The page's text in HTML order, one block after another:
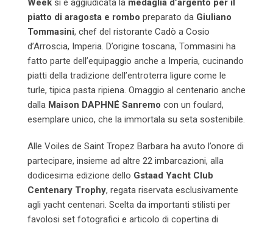
Week si è aggiudicata la medaglia d’argento per il
piatto di aragosta e rombo preparato da Giuliano
Tommasini, chef del ristorante Cadò a Cosio
d’Arroscia, Imperia. D’origine toscana, Tommasini ha
fatto parte dell’equipaggio anche a Imperia, cucinando
piatti della tradizione dell’entroterra ligure come le
turle, tipica pasta ripiena. Omaggio al centenario anche
dalla Maison DAPHNÉ Sanremo con un foulard,
esemplare unico, che la immortala su seta sostenibile.
Alle Voiles de Saint Tropez Barbara ha avuto l’onore di
partecipare, insieme ad altre 22 imbarcazioni, alla
dodicesima edizione dello Gstaad Yacht Club
Centenary Trophy, regata riservata esclusivamente
agli yacht centenari. Scelta da importanti stilisti per
favolosi set fotografici e articolo di copertina di